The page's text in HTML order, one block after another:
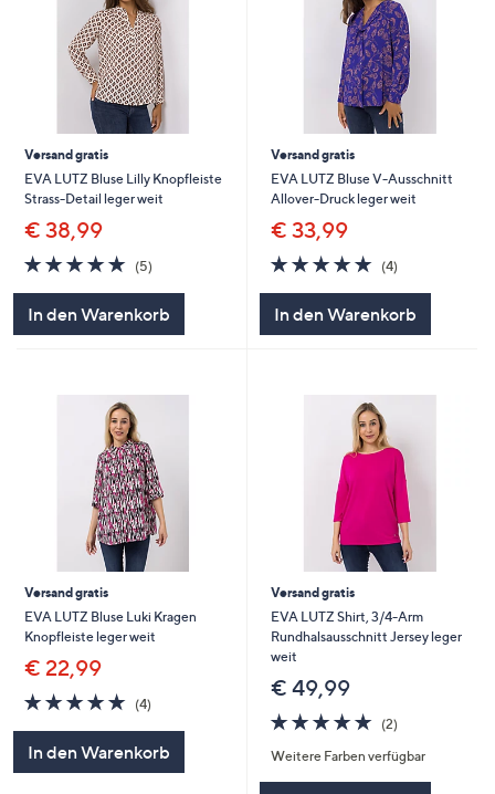
Versand gratis
EVA LUTZ Bluse Lilly Knopfleiste
Strass-Detail leger weit
€ 38,99
5.0
von
5
(5)
In den Warenkorb
Versand gratis
EVA LUTZ Bluse V-Ausschnitt
Allover-Druck leger weit
€ 33,99
5.0
von
(4)4
In den Warenkorb
Versand gratis
EVA LUTZ Bluse Luki Kragen
Knopfleiste leger weit
€ 22,99
5.0
von
5
(4)
In den Warenkorb
Versand gratis
EVA LUTZ Shirt, 3/4-Arm
Rundhalsausschnitt Jersey leger
weit
€ 49,99
5.0
von
5
(2)2
Weitere Farben verfügbar